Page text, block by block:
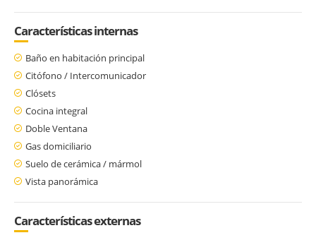
Características internas
Baño en habitación principal
Citófono / Intercomunicador
Clósets
Cocina integral
Doble Ventana
Gas domiciliario
Suelo de cerámica / mármol
Vista panorámica
Características externas